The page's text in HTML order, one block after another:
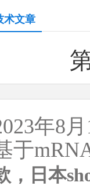
术文章
年8月
于
，日本